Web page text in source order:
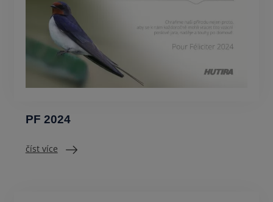
PF 2024
číst více